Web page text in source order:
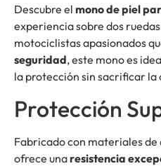
Descubre el mono de piel
experiencia sobre dos
motociclistas apasionados
seguridad, este mono es
la protección sin sacrificar la
Protección
Fabricado con materiales
ofrece unaresistencia